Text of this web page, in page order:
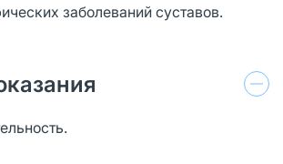
заболеваний суставов.